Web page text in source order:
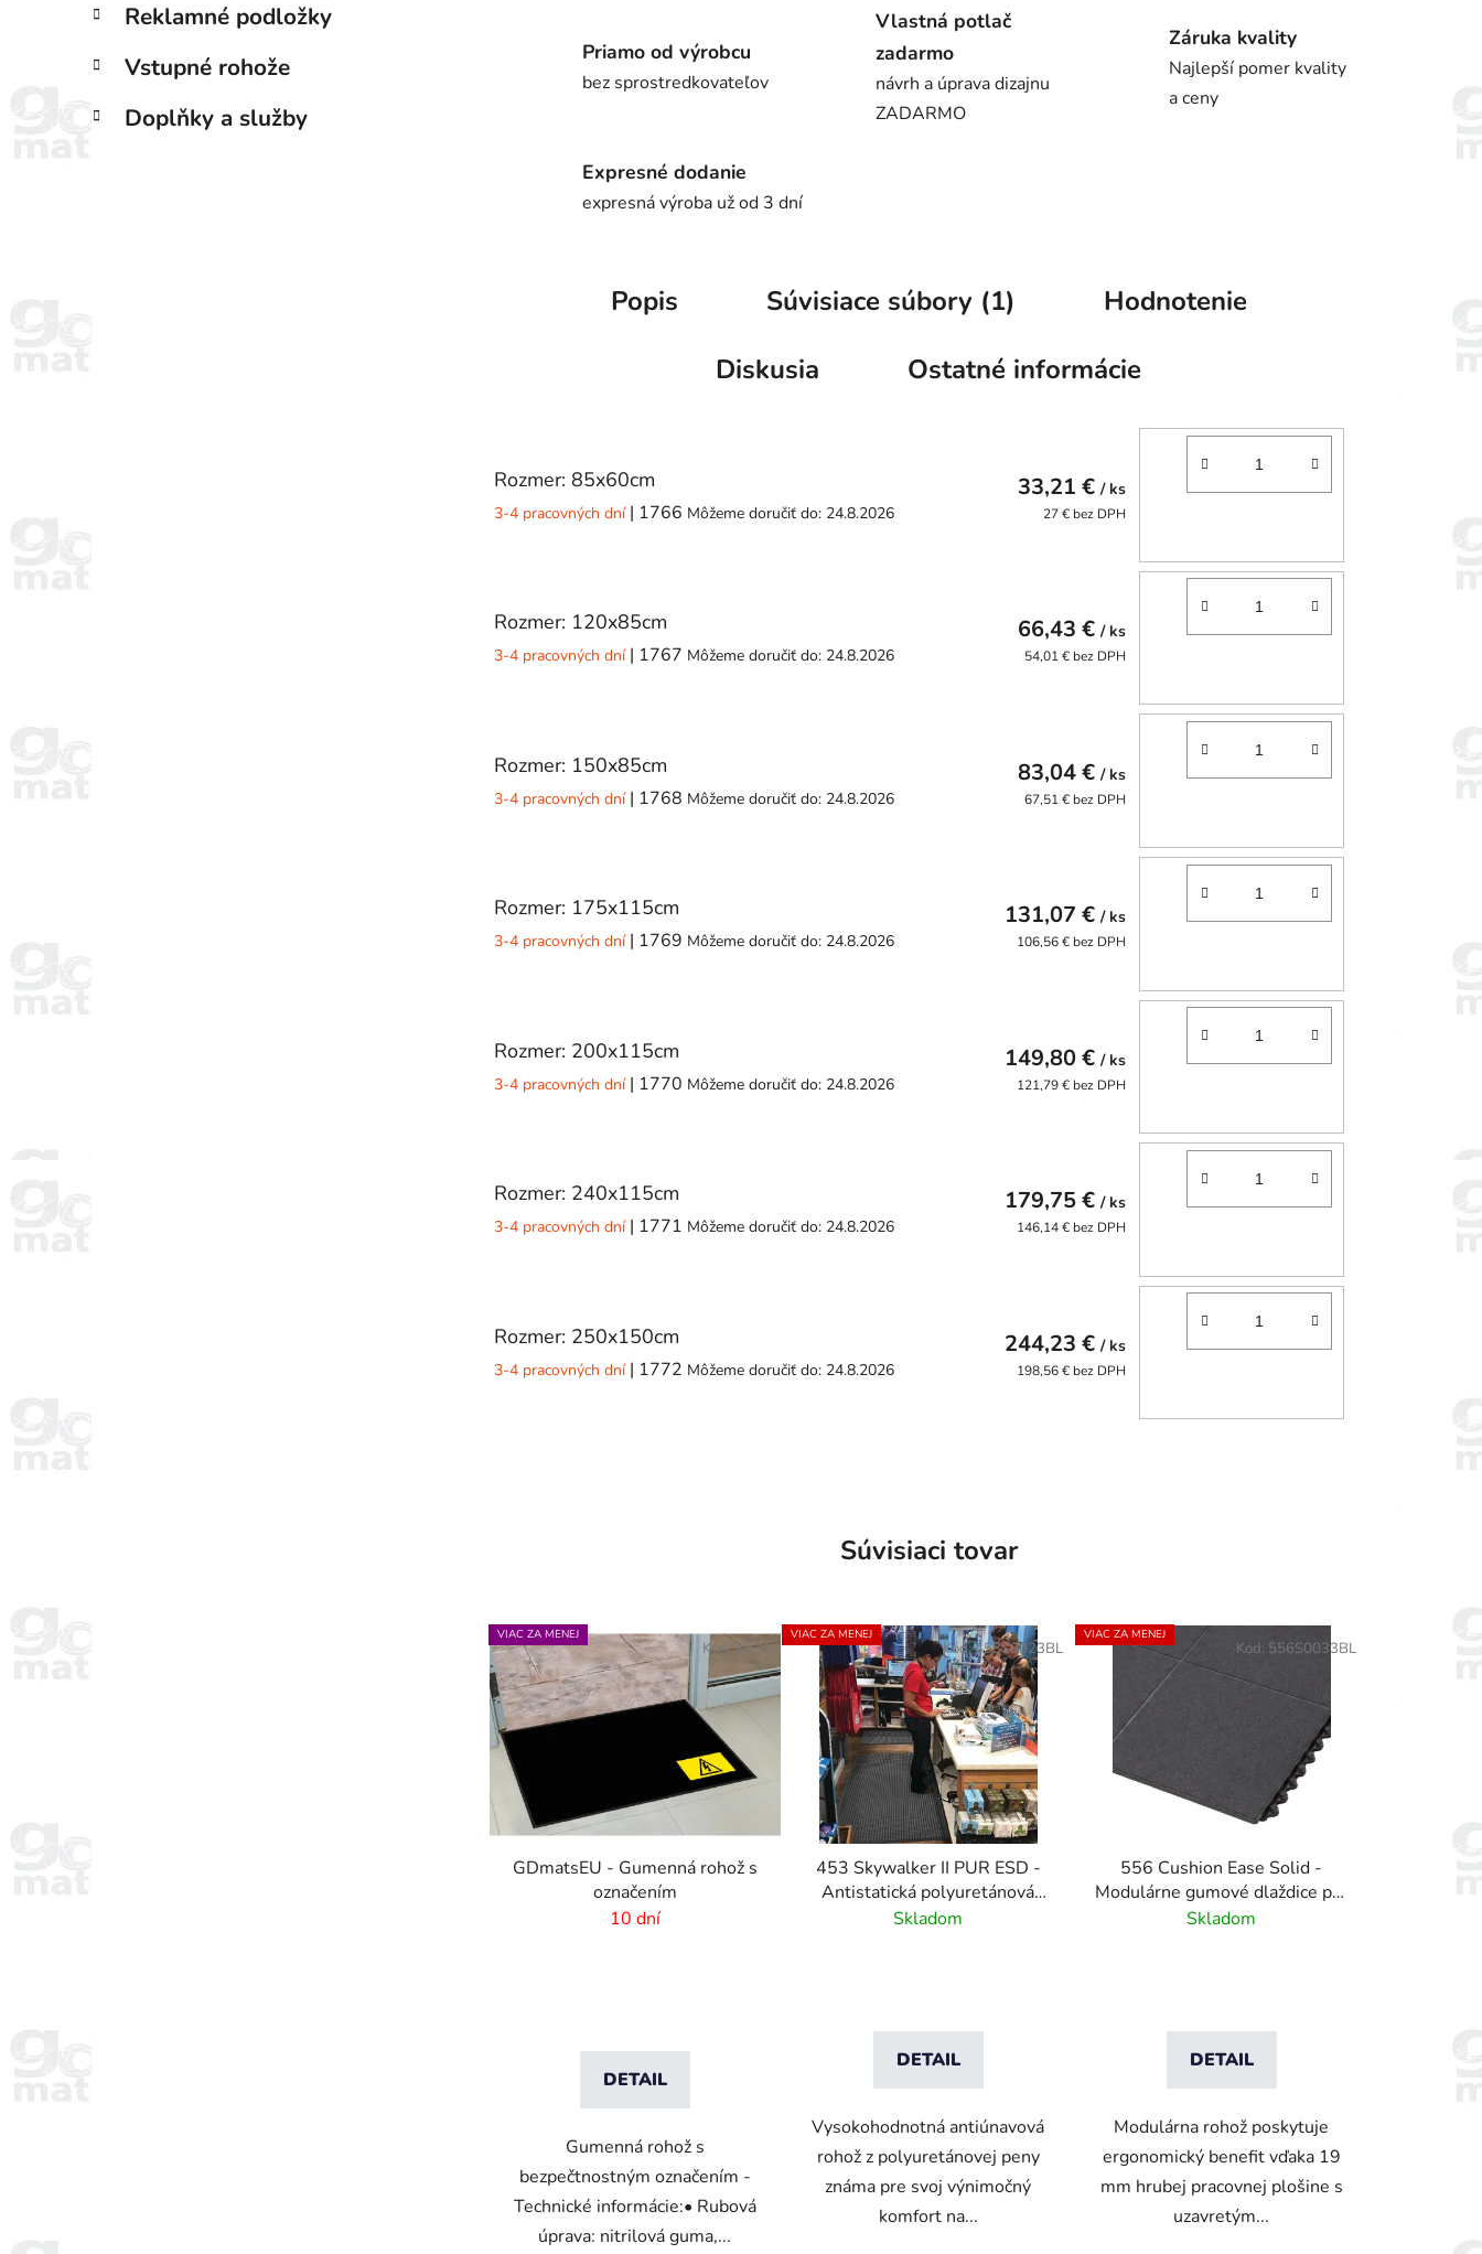
Reklamné podložky
Vstupné rohože
Doplňky a služby
Priamo od výrobcu
bez sprostredkovateľov
Vlastná potlač
zadarmo
návrh a úprava dizajnu
ZADARMO
Záruka kvality
Najlepší pomer kvality
a ceny
Expresné dodanie
expresná výroba už od 3 dní
Popis Súvisiace súbory (1)
Hodnotenie
Diskusia
Ostatné informácie
Rozmer: 85x60cm
3-4 pracovných dní | 1766 Môžeme doručiť do: 24.8.2026
33,21 € / ks
27 € bez DPH
Rozmer: 120x85cm
3-4 pracovných dní | 1767 Môžeme doručiť do: 24.8.2026
66,43 € / ks
54,01 € bez DPH
Rozmer: 150x85cm
3-4 pracovných dní | 1768 Môžeme doručiť do: 24.8.2026
83,04 € / ks
67,51 € bez DPH
Rozmer: 175x115cm
3-4 pracovných dní | 1769 Môžeme doručiť do: 24.8.2026
131,07 € / ks
106,56 € bez DPH
Rozmer: 200x115cm
3-4 pracovných dní | 1770 Môžeme doručiť do: 24.8.2026
149,80 € / ks
121,79 € bez DPH
Rozmer: 240x115cm
3-4 pracovných dní | 1771 Môžeme doručiť do: 24.8.2026
179,75 € / ks
146,14 € bez DPH
Rozmer: 250x150cm
3-4 pracovných dní | 1772 Môžeme doručiť do: 24.8.2026
244,23 € / ks
198,56 € bez DPH
Súvisiaci tovar
VIAC ZA MENEJ
GDmatsEU - Gumenná rohož s
označením
10 dní
DETAIL
Gumenná rohož s
bezpečtnostným označením -
Technické informácie:• Rubová
úprava: nitrilová guma,...
Kód:1924
VIAC ZA MENEJ
453 Skywalker II PUR ESD -
Antistatická polyuretánová
rohož s kamienkovým vzorom
Skladom
DETAIL
Vysokohodnotná antiúnavová
rohož z polyuretánovej peny
známa pre svoj výnimočný
komfort na...
Kód:453S0023BL
VIAC ZA MENEJ
556 Cushion Ease Solid -
Modulárne gumové dlaždice pre
ťažkú prevádzku - Čierna
Skladom
DETAIL
Modulárna rohož poskytuje
ergonomický benefit vďaka 19
mm hrubej pracovnej plošine s
uzavretým...
Kód: 556S0033BL